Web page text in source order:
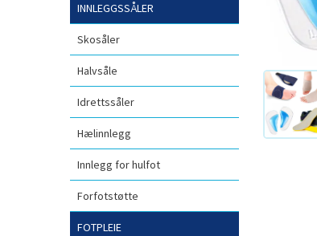
INNLEGGSSÅLER
Skosåler
Halvsåle
Idrettssåler
Hælinnlegg
Innlegg for hulfot
Forfotstøtte
FOTPLEIE